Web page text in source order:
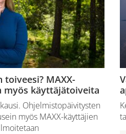
MAXX-
myös käyttäjätoiveita
Ohjelmistopäivitysten
myös MAXX-käyttäjien